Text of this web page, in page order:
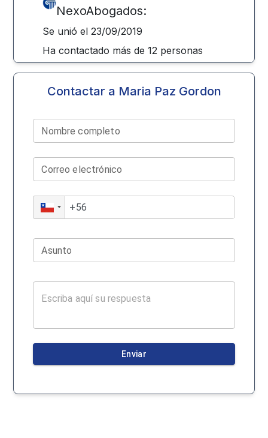
NexoAbogados:
Se unió el 23/09/2019
Ha contactado más de12 personas
Contactar a Maria Paz Gordon
Nombre completo
Correo electrónico
Asunto
Enviar